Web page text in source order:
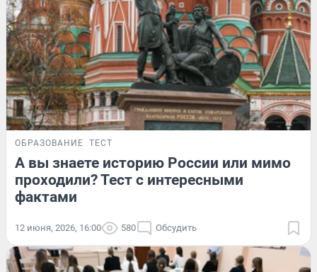
ОБРАЗОВАНИЕ ТЕСТ
А вы знаете историю России или мимо
проходили? Тест с интересными
фактами
12 июня, 2026, 16:00 580 Обсудить